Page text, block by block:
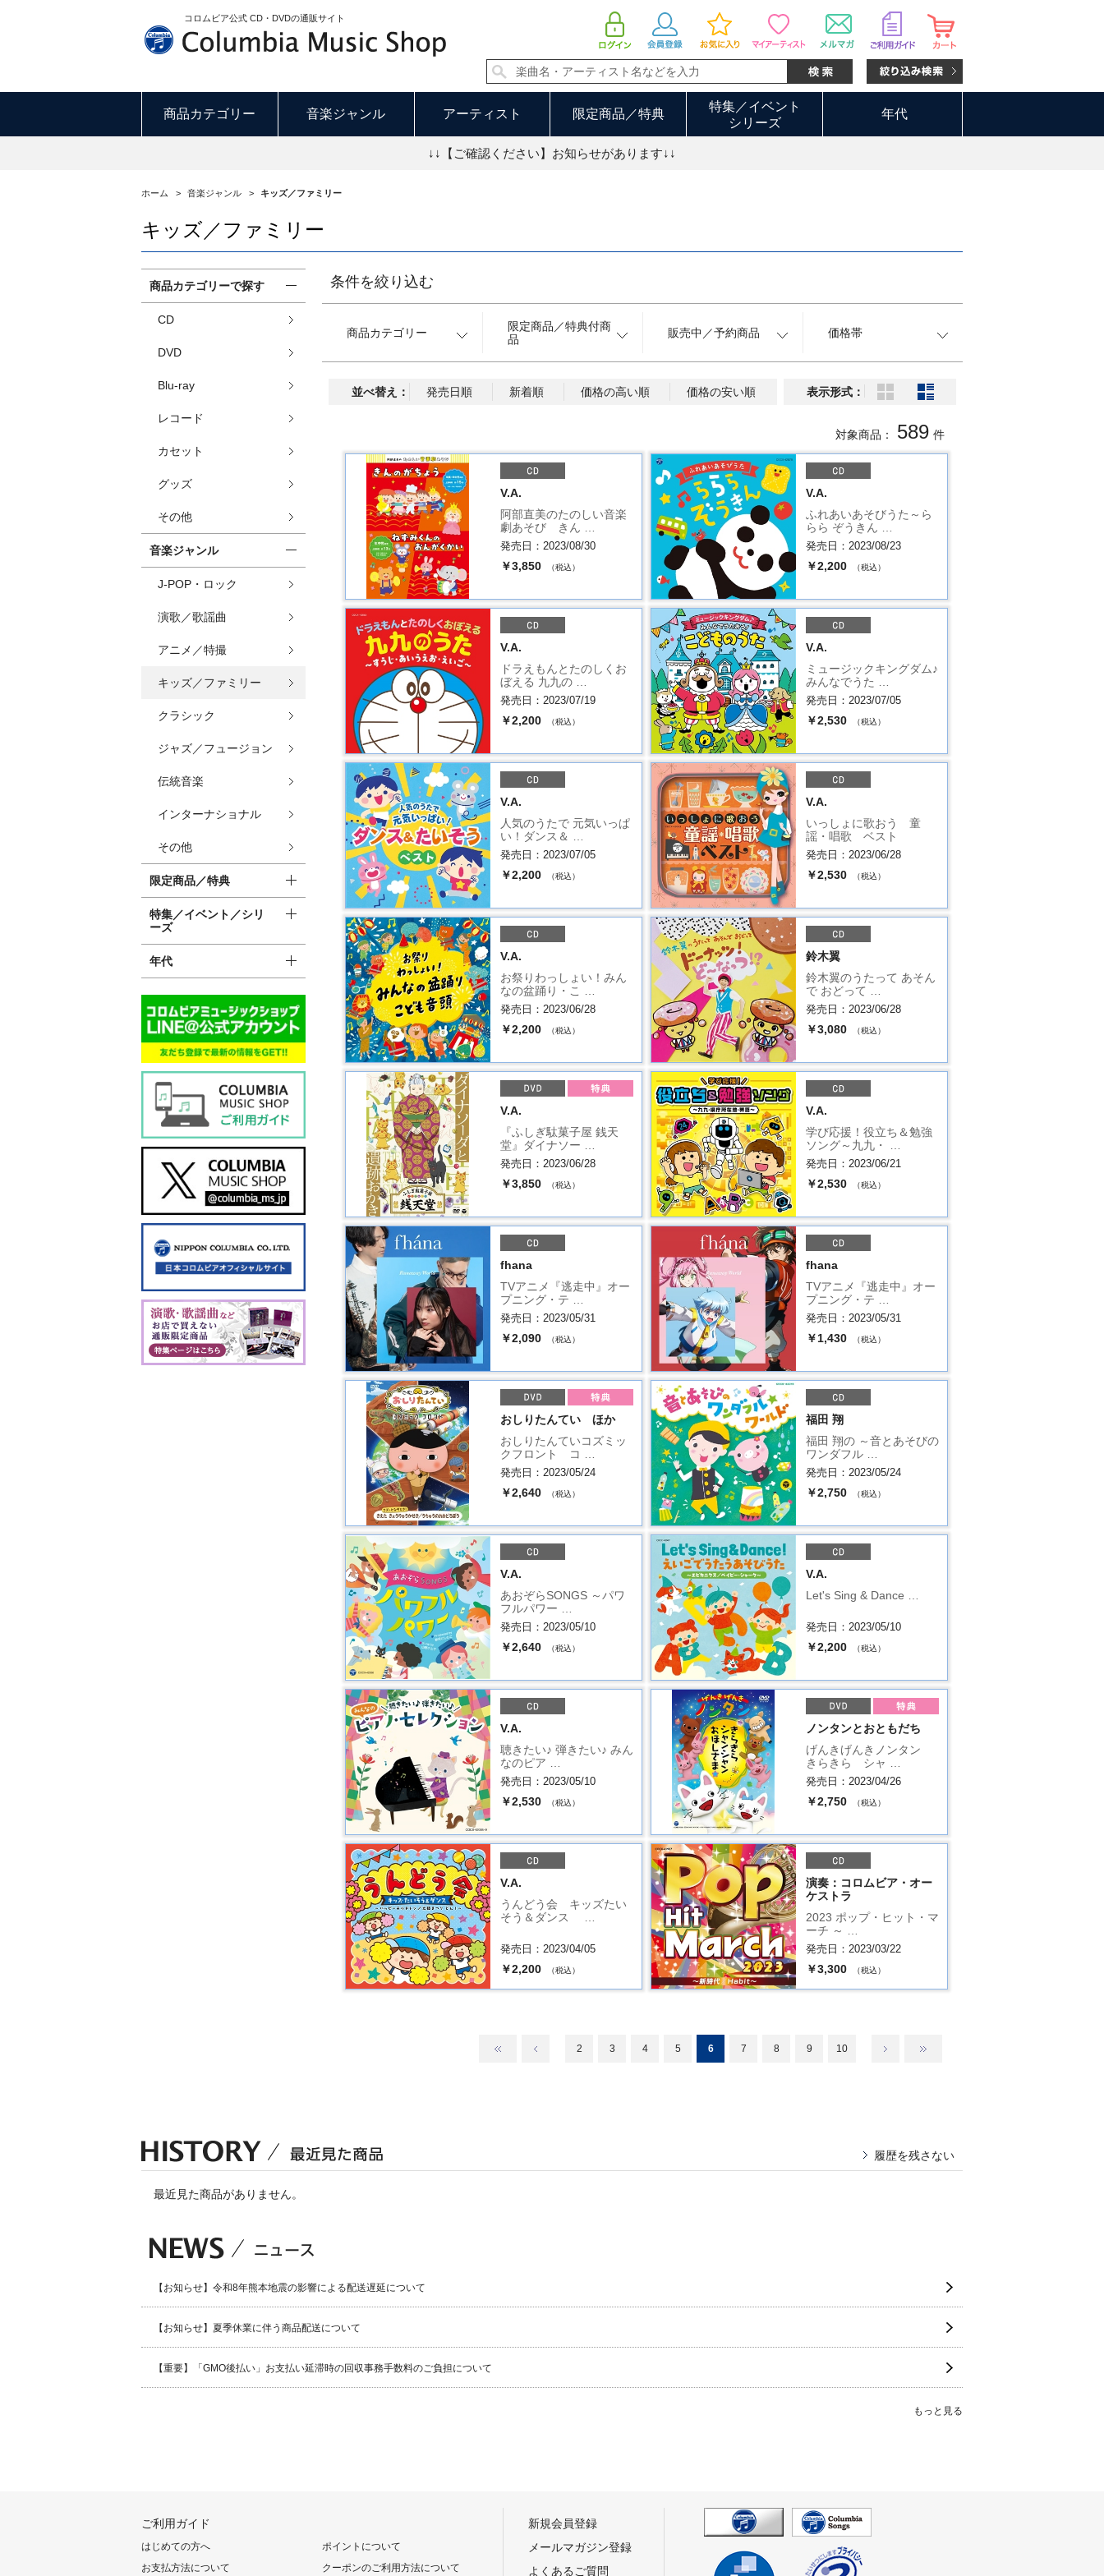
コロムビア公式 CD・DVDの通販サイト
商品カテゴリー 音楽ジャンル アーティスト 限定商品／特典
特集／イベント
シリーズ
年代
↓↓【ご確認ください】お知らせがあります↓↓
ホーム > 音楽ジャンル > キッズ／ファミリー
キッズ／ファミリー
条件を絞り込む
商品カテゴリー
限定商品／特典付商
品
販売中／予約商品 価格帯
並べ替え： 発売日順 新着順 価格の高い順 価格の安い順 表示形式：
対象商品： 589 件
V.A.
阿部直美のたのしい音楽
劇あそび きん …
発売日：2023/08/30
￥3,850 （税込）
V.A.
ふれあいあそびうた～ら
らら ぞうきん …
発売日：2023/08/23
￥2,200 （税込）
V.A.
ドラえもんとたのしくお
ぼえる 九九の …
発売日：2023/07/19
￥2,200 （税込）
V.A.
ミュージックキングダム♪
みんなでうた …
発売日：2023/07/05
￥2,530 （税込）
V.A.
人気のうたで 元気いっぱ
い！ダンス＆ …
発売日：2023/07/05
￥2,200 （税込）
V.A.
いっしょに歌おう 童
謡・唱歌 ベスト
発売日：2023/06/28
￥2,530 （税込）
V.A.
お祭りわっしょい！みん
なの盆踊り・こ …
発売日：2023/06/28
￥2,200 （税込）
鈴木翼
鈴木翼のうたって あそん
で おどって …
発売日：2023/06/28
￥3,080 （税込）
V.A.
『ふしぎ駄菓子屋 銭天
堂』ダイナソー …
発売日：2023/06/28
￥3,850 （税込）
V.A.
学び応援！役立ち＆勉強
ソング～九九・ …
発売日：2023/06/21
￥2,530 （税込）
fhana
TVアニメ『逃走中』オー
プニング・テ …
発売日：2023/05/31
￥2,090 （税込）
fhana
TVアニメ『逃走中』オー
プニング・テ …
発売日：2023/05/31
￥1,430 （税込）
おしりたんてい ほか
おしりたんていコズミッ
クフロント コ …
発売日：2023/05/24
￥2,640 （税込）
福田 翔
福田 翔の ～音とあそびの
ワンダフル …
発売日：2023/05/24
￥2,750 （税込）
V.A.
あおぞらSONGS ～パワ
フルパワー …
発売日：2023/05/10
￥2,640 （税込）
V.A.
Let's Sing & Dance …
発売日：2023/05/10
￥2,200 （税込）
V.A.
聴きたい♪ 弾きたい♪ みん
なのピア …
発売日：2023/05/10
￥2,530 （税込）
ノンタンとおともだち
げんきげんきノンタン
きらきら シャ …
発売日：2023/04/26
￥2,750 （税込）
V.A.
うんどう会 キッズたい
そう＆ダンス …
発売日：2023/04/05
￥2,200 （税込）
演奏：コロムビア・オー
ケストラ
2023 ポップ・ヒット・マ
ーチ ～ …
発売日：2023/03/22
￥3,300 （税込）
2 3 4 5 6 7 8 9 10
商品カテゴリーで探す
CD
DVD
Blu-ray
レコード
カセット
グッズ
その他
音楽ジャンル
J-POP・ロック
演歌／歌謡曲
アニメ／特撮
キッズ／ファミリー
クラシック
ジャズ／フュージョン
伝統音楽
インターナショナル
その他
限定商品／特典
特集／イベント／シリ
ーズ
年代
最近見た商品がありません。
履歴を残さない
【お知らせ】令和8年熊本地震の影響による配送遅延について
【お知らせ】夏季休業に伴う商品配送について
【重要】「GMO後払い」お支払い延滞時の回収事務手数料のご負担について
もっと見る
ご利用ガイド
はじめての方へ
お支払方法について
ポイントについて
クーポンのご利用方法について
新規会員登録
メールマガジン登録
よくあるご質問